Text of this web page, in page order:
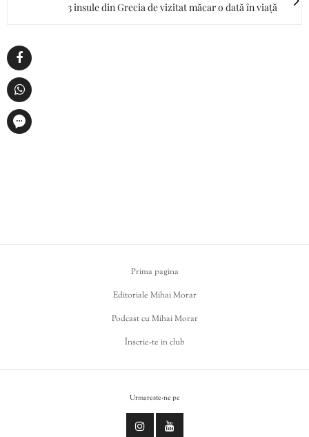
3 insule din Grecia de vizitat măcar o dată în viață
Prima pagina
Editoriale Mihai Morar
Podcast cu Mihai Morar
Înscrie-te in club
Urmareste-ne pe